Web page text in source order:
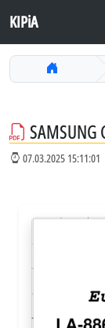
KIPiA
SAMSUNG
07.03.2025 15:11:01